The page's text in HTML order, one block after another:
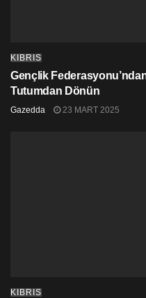
KIBRIS
Gençlik
Tutumdan Dönün
Gazedda 23 MART 2025
KIBRIS